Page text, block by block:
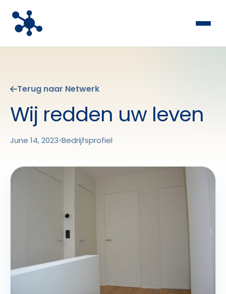
Terug naar Netwerk
Wij redden uw leven
June 14, 2023•Bedrijfsprofiel